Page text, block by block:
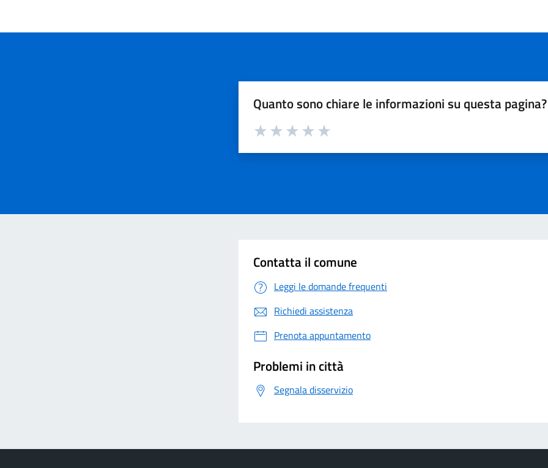
Quanto sono chiare le informazioni su questa pagina?
Contatta il comune
Leggi le domande frequenti
Richiedi assistenza
Prenota appuntamento
Problemi in città
Segnala disservizio